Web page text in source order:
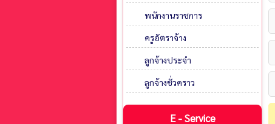
พนักงานราชการ
ครูอัตราจ้าง
ลูกจ้างประจำ
ลูกจ้างชั่วคราว
E - Service